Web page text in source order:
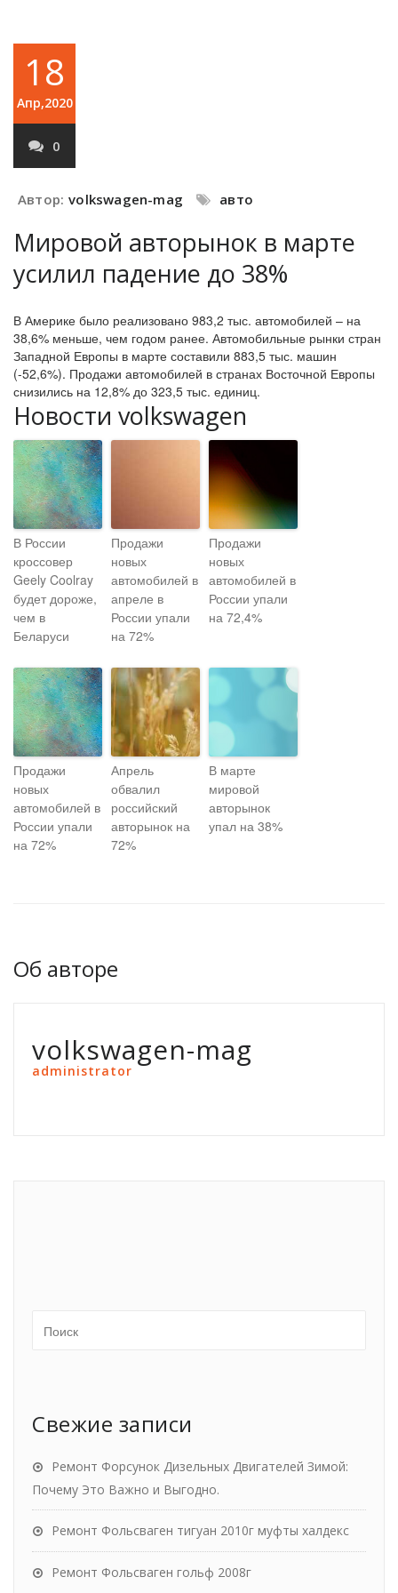
18
Апр,2020
0
Автор: volkswagen-mag авто
Мировой авторынок в марте
усилил падение до 38%
В Америке было реализовано 983,2 тыс. автомобилей – на
38,6% меньше, чем годом ранее. Автомобильные рынки стран
Западной Европы в марте составили 883,5 тыс. машин
(-52,6%). Продажи автомобилей в странах Восточной Европы
снизились на 12,8% до 323,5 тыс. единиц.
Новости volkswagen
В России
кроссовер
Geely Coolray
будет дороже,
чем в
Беларуси
Продажи
новых
автомобилей в
апреле в
России упали
на 72%
Продажи
новых
автомобилей в
России упали
на 72,4%
Продажи
новых
автомобилей в
России упали
на 72%
Апрель
обвалил
российский
авторынок на
72%
В марте
мировой
авторынок
упал на 38%
Об авторе
volkswagen-mag
administrator
Свежие записи
Ремонт Форсунок Дизельных Двигателей Зимой:
Почему Это Важно и Выгодно.
Ремонт Фольсваген тигуан 2010г муфты халдекс
Ремонт Фольсваген гольф 2008г